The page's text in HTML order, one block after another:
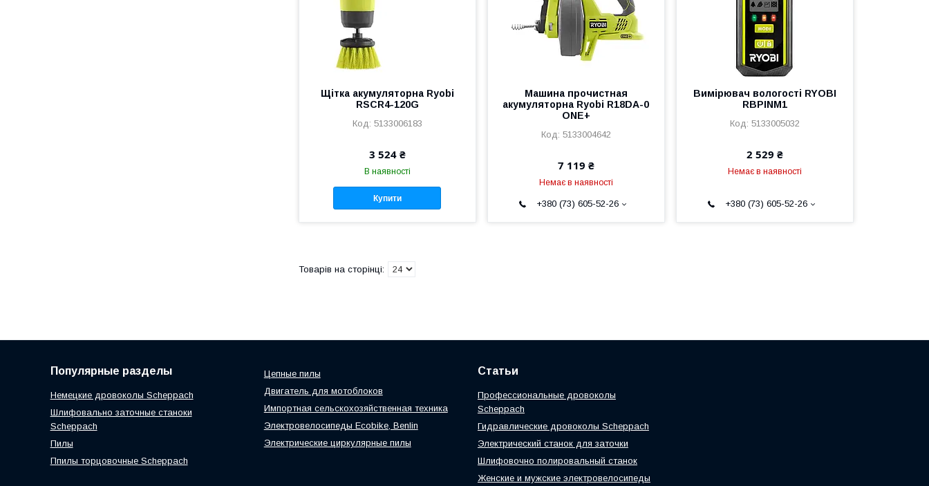
Щітка акумуляторна Ryobi
RSCR4-120G
5133006183
3 524 ₴
В наявності
Купити
Машина прочистная
акумуляторна Ryobi R18DA-0
ONE+
5133004642
7 119 ₴
Немає в наявності
+380 (73) 605-52-26
Вимірювач вологості RYOBI
RBPINM1
5133005032
2 529 ₴
Немає в наявності
+380 (73) 605-52-26
Популярные разделы
Немецкие дровоколы Scheppach
Шлифовально заточные станоки
Scheppach
Пилы
Ппилы торцовочные Scheppach
Цепные пилы
Двигатель для мотоблоков
Импортная сельскохозяйственная техника
Электровелосипеды Ecobike, Benlin
Электрические циркулярные пилы
Статьи
Профессиональные дровоколы
Scheppach
Гидравлические дровоколы Scheppach
Электрический станок для заточки
Шлифовочно полировальный станок
Женские и мужские электровелосипеды